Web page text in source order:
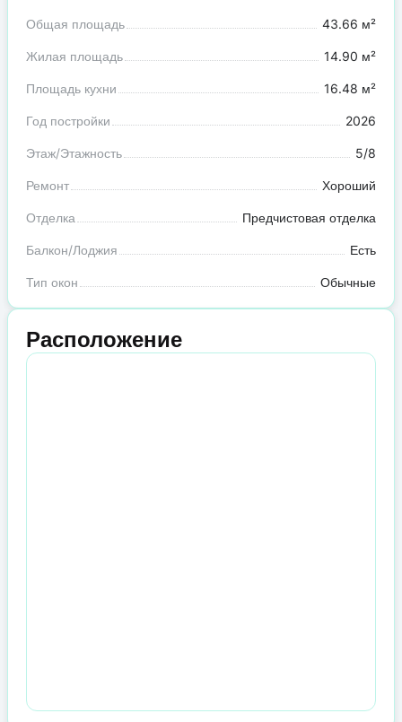
Общая площадь 43.66 м²
Жилая площадь 14.90 м²
Площадь кухни 16.48 м²
Год постройки 2026
Этаж/Этажность 5/8
Ремонт Хороший
Отделка Предчистовая отделка
Балкон/Лоджия Есть
Тип окон Обычные
Расположение